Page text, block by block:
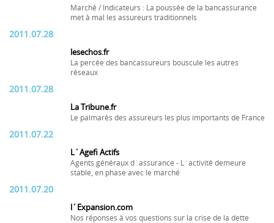
Marché / Indicateurs : La poussée de la bancassurance
met à mal les assureurs traditionnels
2011.07.28
lesechos.fr
La percée des bancassureurs bouscule les autres
réseaux
2011.07.28
La Tribune.fr
Le palmarès des assureurs les plus importants de France
2011.07.22
L´Agefi Actifs
Agents généraux d´assurance - L´activité demeure
stable, en phase avec le marché
2011.07.20
l´Expansion.com
Nos réponses à vos questions sur la crise de la dette